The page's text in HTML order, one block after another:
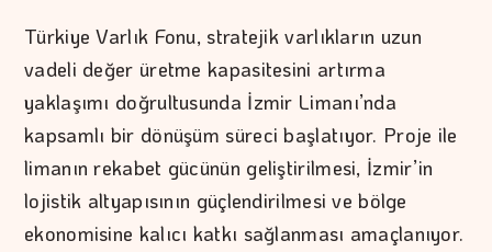
Türkiye Varlık Fonu, stratejik varlıkların uzun
vadeli değer üretme kapasitesini artırma
yaklaşımı doğrultusunda İzmir Limanı’nda
kapsamlı bir dönüşüm süreci başlatıyor. Proje ile
limanın rekabet gücünün geliştirilmesi, İzmir’in
lojistik altyapısının güçlendirilmesi ve bölge
ekonomisine kalıcı katkı sağlanması amaçlanıyor.